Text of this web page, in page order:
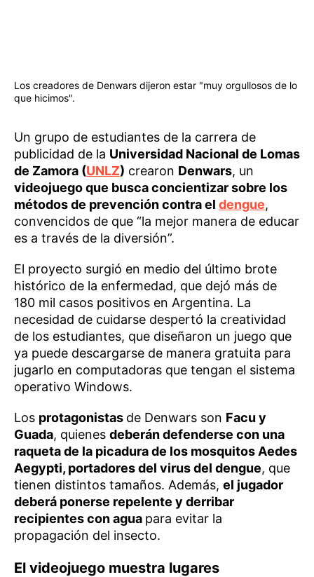
Los creadores de Denwars dijeron estar "muy orgullosos de lo
que hicimos".
Un grupo de estudiantes de la carrera de
publicidad de la Universidad Nacional de Lomas
de Zamora (UNLZ) crearon Denwars, un
videojuego que busca concientizar sobre los
métodos de prevención contra el dengue,
convencidos de que “la mejor manera de educar
es a través de la diversión”.
El proyecto surgió en medio del último brote
histórico de la enfermedad, que dejó más de
180 mil casos positivos en Argentina. La
necesidad de cuidarse despertó la creatividad
de los estudiantes, que diseñaron un juego que
ya puede descargarse de manera gratuita para
jugarlo en computadoras que tengan el sistema
operativo Windows.
Los protagonistas de Denwars son Facu y
Guada, quienes deberán defenderse con una
raqueta de la picadura de los mosquitos Aedes
Aegypti, portadores del virus del dengue, que
tienen distintos tamaños. Además, el jugador
deberá ponerse repelente y derribar
recipientes con agua para evitar la
propagación del insecto.
El videojuego muestra lugares